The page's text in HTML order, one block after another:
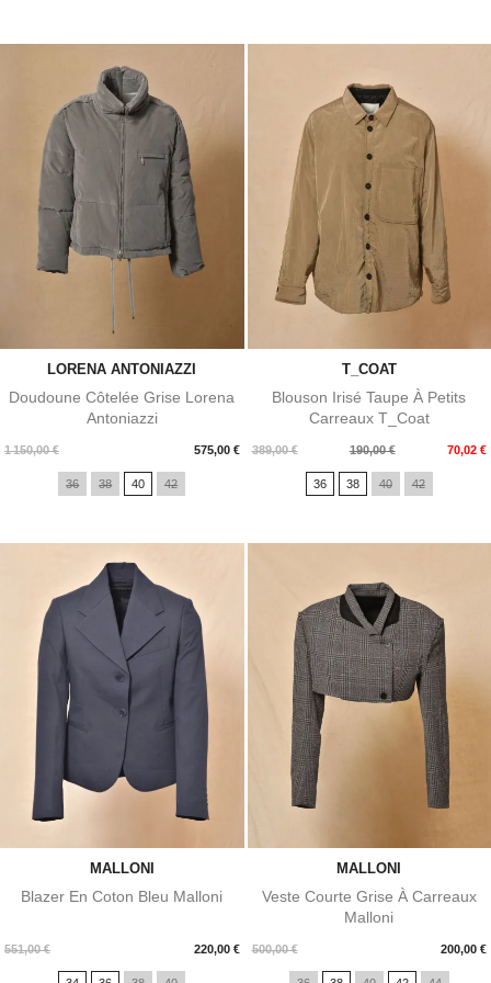
LORENA ANTONIAZZI
Doudoune Côtelée Grise Lorena
Antoniazzi
1 150,00 € 575,00 €
Prix
36 38 40 42
T_COAT
Blouson Irisé Taupe À Petits
Carreaux T_Coat
389,00 €
Prix
190,00 € 70,02 €
Prix
36 38 40 42
MALLONI
Blazer En Coton Bleu Malloni
551,00 € 220,00 €
Prix
MALLONI
Veste Courte Grise À Carreaux
Malloni
500,00 € 200,00 €
Prix